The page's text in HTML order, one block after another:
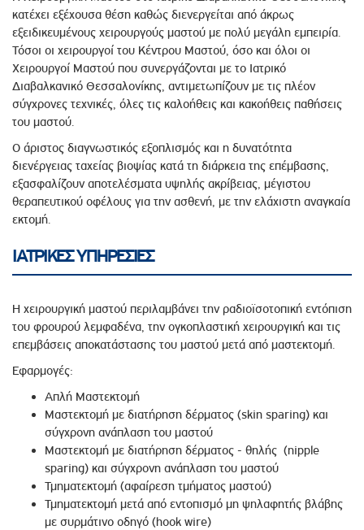
κατέχει εξέχουσα θέση καθώς διενεργείται από άκρως
εξειδικευμένους χειρουργούς μαστού με πολύ μεγάλη εμπειρία.
Τόσοι οι χειρουργοί του Κέντρου Μαστού, όσο και όλοι οι
Χειρουργοί Μαστού που συνεργάζονται με το Ιατρικό
Διαβαλκανικό Θεσσαλονίκης, αντιμετωπίζουν με τις πλέον
σύγχρονες τεχνικές, όλες τις καλοήθεις και κακοήθεις παθήσεις
του μαστού.
Ο άριστος διαγνωστικός εξοπλισμός και η δυνατότητα
διενέργειας ταχείας βιοψίας κατά τη διάρκεια της επέμβασης,
εξασφαλίζουν αποτελέσματα υψηλής ακρίβειας, μέγιστου
θεραπευτικού οφέλους για την ασθενή, με την ελάχιστη αναγκαία
εκτομή.
ΙΑΤΡΙΚΕΣ ΥΠΗΡΕΣΙΕΣ
Η χειρουργική μαστού περιλαμβάνει την ραδιοϊσοτοπική εντόπιση
του φρουρού λεμφαδένα, την ογκοπλαστική χειρουργική και τις
επεμβάσεις αποκατάστασης του μαστού μετά από μαστεκτομή.
Εφαρμογές:
Απλή Μαστεκτομή
Μαστεκτομή με διατήρηση δέρματος (skin sparing) και
σύγχρονη ανάπλαση του μαστού
Μαστεκτομή με διατήρηση δέρματος - θηλής (nipple
sparing) και σύγχρονη ανάπλαση του μαστού
Τμηματεκτομή (αφαίρεση τμήματος μαστού)
Τμηματεκτομή μετά από εντοπισμό μη ψηλαφητής βλάβης
με συρμάτινο οδηγό (hook wire)